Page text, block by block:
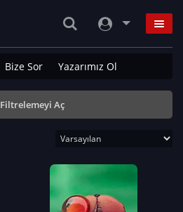
Bize Sor Yazarımız Ol
Filtrelemeyi Aç